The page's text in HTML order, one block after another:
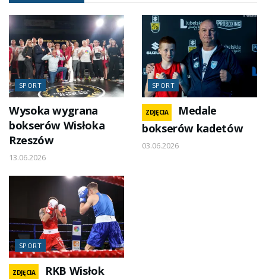
SPORT
Wysoka wygrana
bokserów Wisłoka
Rzeszów
13.06.2026
SPORT
ZDJĘCIA
Medale
bokserów kadetów
03.06.2026
SPORT
ZDJĘCIA
RKB Wisłok